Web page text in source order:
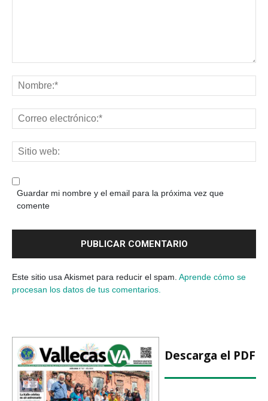
Guardar mi nombre y el email para la próxima vez que
comente
Este sitio usa Akismet para reducir el spam. Aprende cómo se
procesan los datos de tus comentarios.
Descarga el PDF